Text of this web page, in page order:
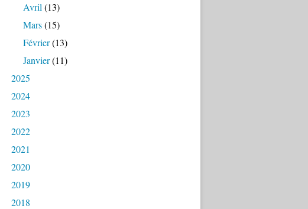
Avril (13)
Mars(15)
Février(13)
Janvier(11)
2025
2024
2023
2022
2021
2020
2019
2018